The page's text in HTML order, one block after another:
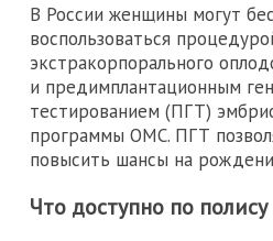
В России женщины могут
воспользоваться
экстракорпорального
и предимплантационным
тестированием (ПГТ)
программы ОМС. ПГТ
повысить шансы на
Что доступно по